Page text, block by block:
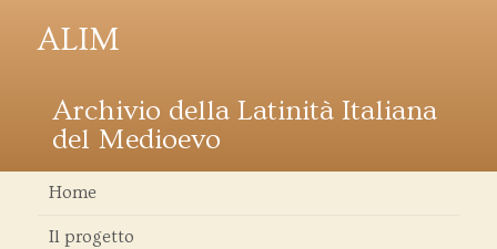
ALIM
Archivio della Latinità Italiana
del Medioevo
Home
Il progetto